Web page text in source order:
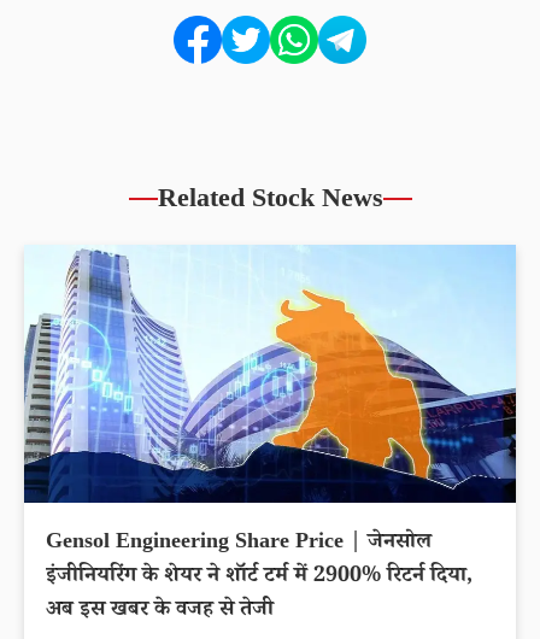
Related Stock News
Gensol Engineering Share Price | जेनसोल
इंजीनियरिंग के शेयर ने शॉर्ट टर्म में 2900% रिटर्न दिया,
अब इस खबर के वजह से तेजी